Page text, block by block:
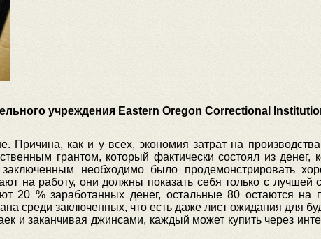
учреждения Eastern Oregon Correctional
Причина, как и у всех, экономия затрат на
грантом, который фактически состоял из денег,
необходимо было продемонстрировать
на работу, они должны показать себя только с лучшей
20 % заработанных денег, остальные 80 остаются на
среди заключенных, что есть даже лист ожидания для
и заканчивая джинсами, каждый может купить через